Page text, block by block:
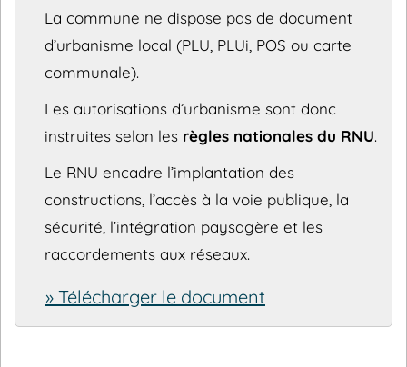
La commune ne dispose pas de document
d’urbanisme local (PLU, PLUi, POS ou carte
communale).
Les autorisations d’urbanisme sont donc
instruites selon les règles nationales du RNU.
Le RNU encadre l’implantation des
constructions, l’accès à la voie publique, la
sécurité, l’intégration paysagère et les
raccordements aux réseaux.
» Télécharger le document